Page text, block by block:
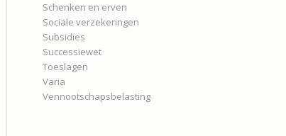
Schenken en erven
Sociale verzekeringen
Subsidies
Successiewet
Toeslagen
Varia
Vennootschapsbelasting